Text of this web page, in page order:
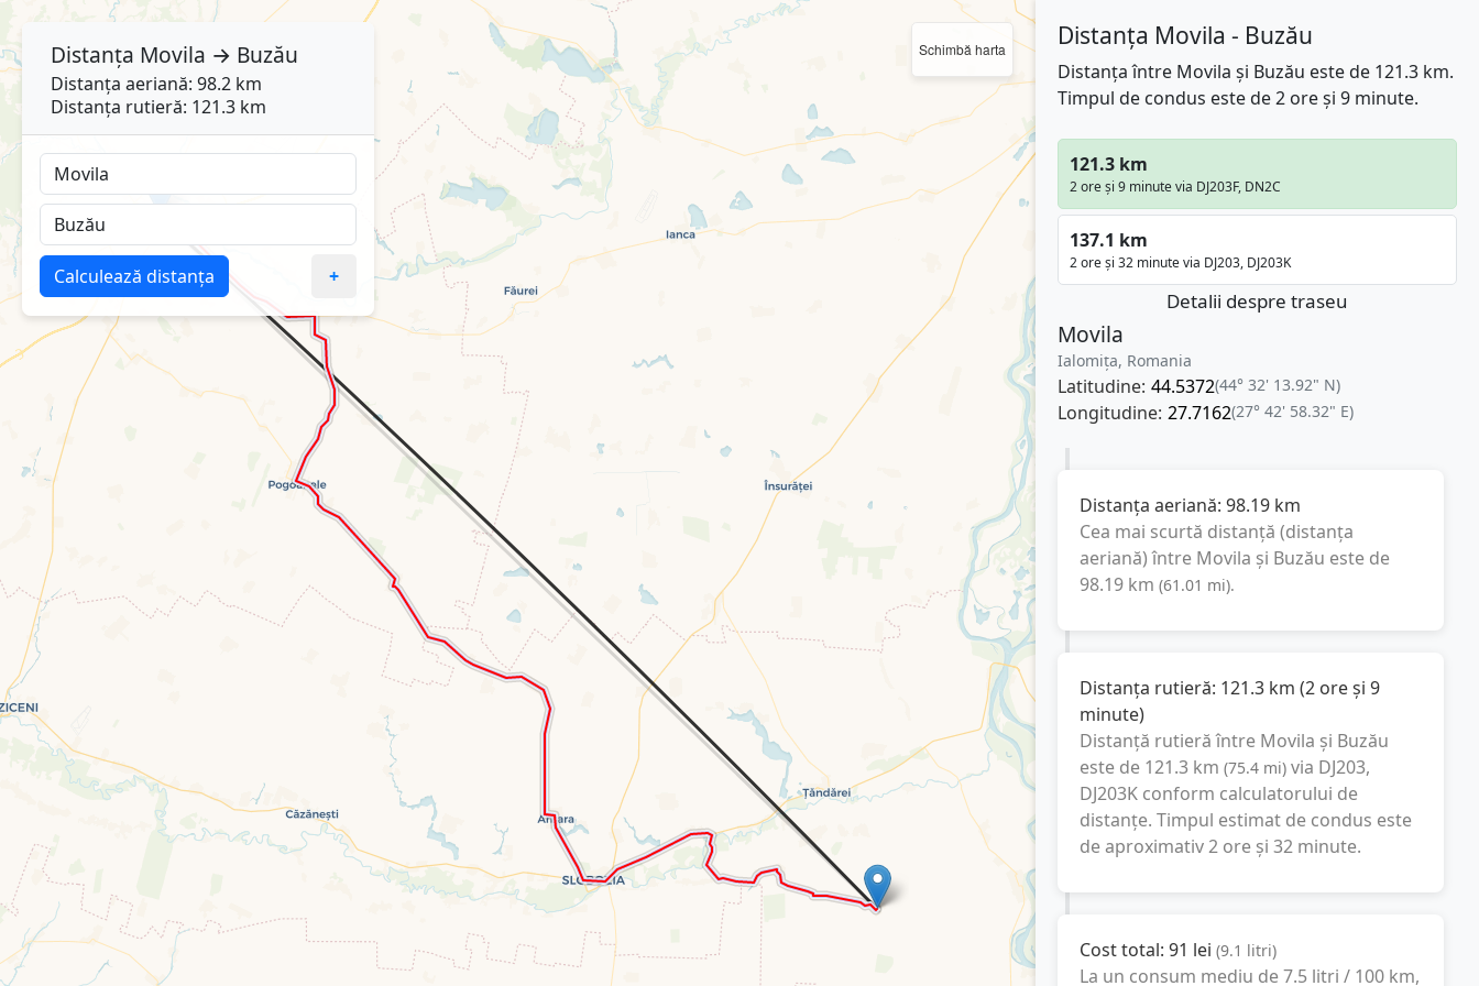
Schimbă harta Distanța Movila - Buzău
Distanța între Movila și Buzău este de 121.3 km.
Timpul de condus este de 2 ore și 9 minute.
121.3 km
2 ore și 9 minute via DJ203F, DN2C
137.1 km
2 ore și 32 minute via DJ203, DJ203K
Detalii despre traseu
Movila
Ialomița, Romania
Latitudine: 44.5372(44° 32' 13.92" N)
Longitudine: 27.7162(27° 42' 58.32" E)
Distanța aeriană: 98.19 km
Cea mai scurtă distanță (distanța
aeriană) între Movila și Buzău este de
98.19 km (61.01 mi).
Distanța rutieră: 121.3 km (2 ore și 9
minute)
Distanță rutieră între Movila și Buzău
este de 121.3 km (75.4 mi) via DJ203,
DJ203Kconform calculatorului de
distanțe. Timpul estimat de condus este
de aproximativ2 ore și 32 minute.
Cost total: 91 lei (9.1 litri)
La un consum mediu de7.5 litri / 100 km,
Distanța Movila → Buzău
Distanța aeriană: 98.2 km
Distanța rutieră: 121.3 km
Calculează distanța +